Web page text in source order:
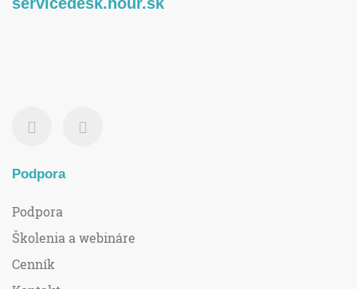
Podpora
Podpora
Školenia a webináre
Cenník